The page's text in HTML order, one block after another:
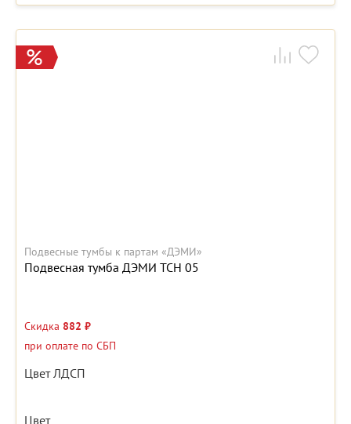
Подвесные тумбы к партам «ДЭМИ»
Подвесная тумба ДЭМИ ТСН 05
Скидка 882 ₽
при оплате по СБП
Цвет ЛДСП
Цвет